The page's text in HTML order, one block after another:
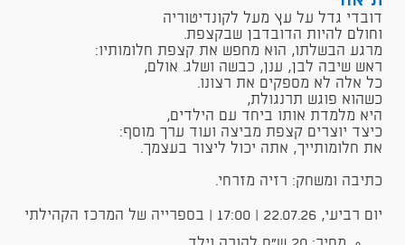
דובדי גדל על עץ מעל לקונדיטוריה
וחולם להיות הדובדבן שבקצפת.
מרגע הבשלתו, הוא מחפש את קצפת חלומותיו:
ראש שיבה לבן, ענן, כבשה ושלג. אולם,
כל אלה לא מספקים את רצונו.
כשהוא פוגש תרנגולת,
היא מלמדת אותו ביחד עם הילדים,
כיצד יוצרים קצפת מביצה ועוד ערך מוסף:
את חלומותייך, אתה יכול ליצור בעצמך.
כתיבה ומשחק: רזיה מזרחי.
יום רביעי, 22.07.26 | 17:00 | בספרייה של המרכז הקהילתי